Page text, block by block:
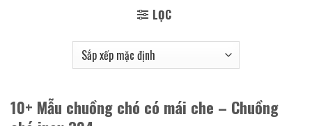
LỌC
10+ Mẫu chuồng chó có mái che – Chuồng